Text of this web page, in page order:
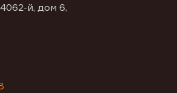
й, дом 6,